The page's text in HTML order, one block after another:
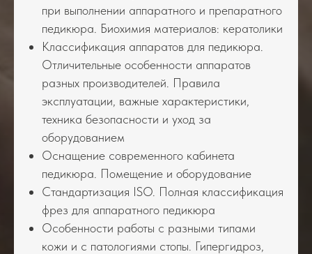
при выполнении аппаратного и препаратного
педикюра. Биохимия материалов: кератолики
Классификация аппаратов для педикюра.
Отличительные особенности аппаратов
разных производителей. Правила
эксплуатации, важные характеристики,
техника безопасности и уход за
оборудованием
Оснащение современного кабинета
педикюра. Помещение и оборудование
Стандартизация ISO. Полная классификация
фрез для аппаратного педикюра
Особенности работы с разными типами
кожи и с патологиями стопы. Гипергидроз,